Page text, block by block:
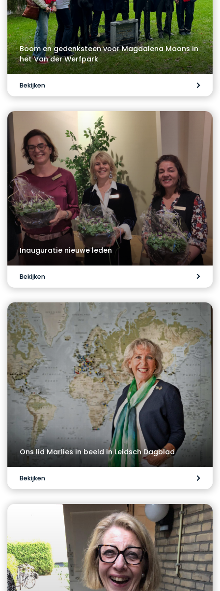
Boom en gedenksteen voor Magdalena Moons in
het Van der Werfpark
Bekijken
Inauguratie nieuwe leden
Bekijken
Ons lid Marlies in beeld in Leidsch Dagblad
Bekijken